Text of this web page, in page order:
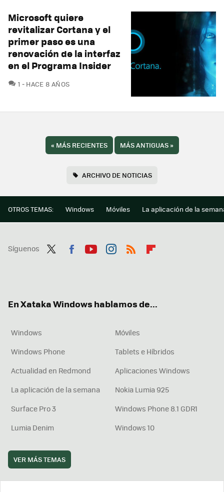
Microsoft quiere
revitalizar Cortana y el
primer paso es una
renovación de la interfaz
en el Programa Insider
1 COMENTARIOS
HACE 8 AÑOS
« MÁS RECIENTES MÁS ANTIGUAS»
ARCHIVO DE NOTICIAS
OTROS TEMAS: Windows Móviles La aplicación de la
Síguenos
En Xataka Windows hablamos de...
Windows
Móviles
Windows Phone
Tablets e Híbridos
Actualidad en Redmond
Aplicaciones Windows
La aplicación de la semana
Nokia Lumia 925
Surface Pro 3
Windows Phone 8.1 GDR1
Lumia Denim
Windows 10
VER MÁS TEMAS